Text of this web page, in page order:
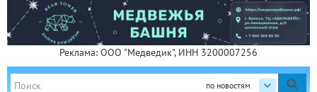
Реклама: ООО "Медведик", ИНН 3200007256
по новостям